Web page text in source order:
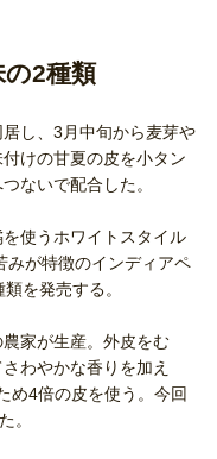
の2種類
し、3月中旬から麦芽や
けの甘夏の皮を小タン
ないで配合した。
使うホワイトスタイル
みが特徴のインディアペ
を発売する。
家が生産。外皮をむ
わやかな香りを加え
め4倍の皮を使う。今回
。